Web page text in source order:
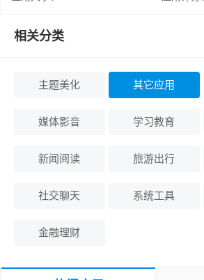
相关分类
主题美化 其它应用
媒体影音 学习教育
新闻阅读 旅游出行
社交聊天 系统工具
金融理财